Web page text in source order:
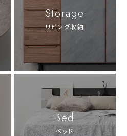
Storage
リビング収納
Bed
ベッド